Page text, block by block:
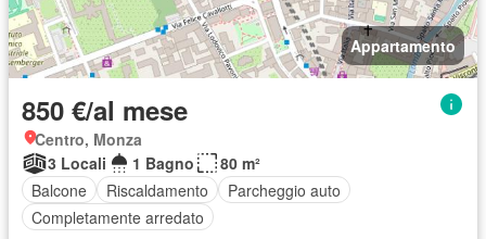
Appartamento
850 €/al mese
Centro, Monza
3 Locali
1 Bagno
80 m²
Balcone
Riscaldamento
Parcheggio auto
Completamente arredato